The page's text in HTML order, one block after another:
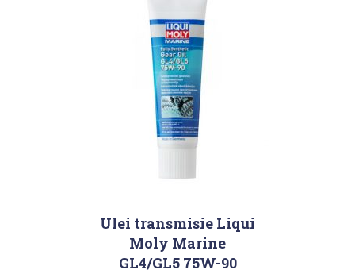
Ulei transmisie Liqui
Moly Marine
GL4/GL5 75W-90